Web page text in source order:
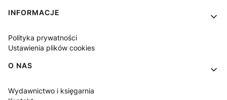
INFORMACJE
Polityka prywatności
Ustawienia plików cookies
O NAS
Wydawnictwo i księgarnia